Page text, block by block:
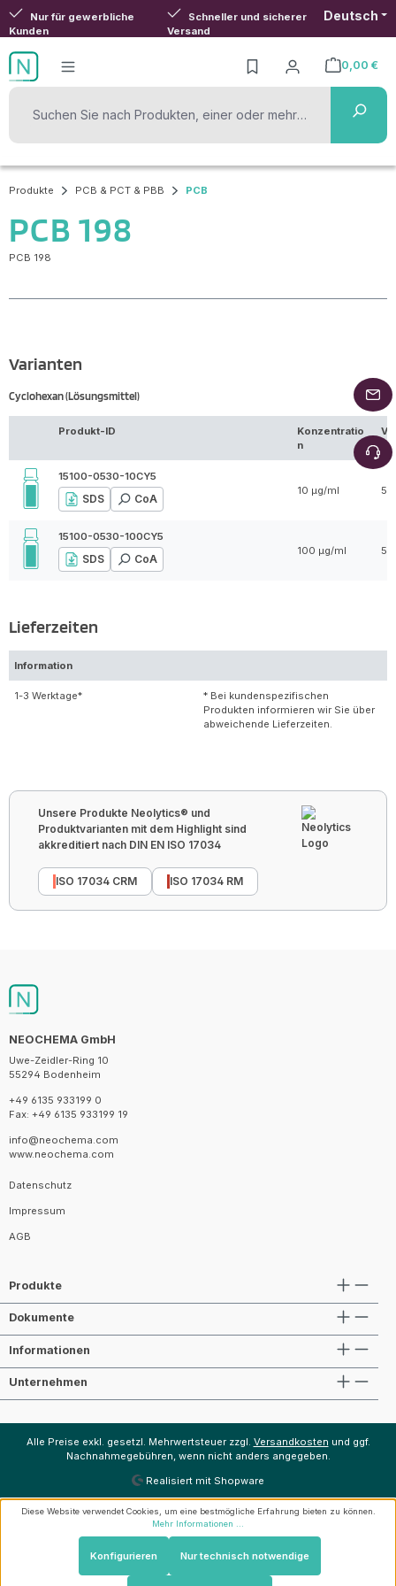
Zum Hauptinhalt springen
Nur für gewerbliche
Kunden
Schneller und sicherer
Versand
Deutsch
0,00 €
Warenkorb
Produkte PCB & PCT & PBB PCB
PCB 198
PCB 198
Varianten
Cyclohexan (Lösungsmittel)
Produkt-ID
Konzentratio
n
15100-0530-10CY5
SDS CoA
10 µg/ml 5
15100-0530-100CY5
SDS CoA
100 µg/ml 5
Lieferzeiten
Information
1-3 Werktage*
* Bei kundenspezifischen
Produkten informieren wir Sie über
abweichende Lieferzeiten.
Unsere Produkte Neolytics® und
Produktvarianten mit dem Highlight sind
akkreditiert nach DIN EN ISO 17034
ISO 17034 CRM ISO 17034 RM
NEOCHEMA GmbH
Uwe-Zeidler-Ring 10
55294 Bodenheim
+49 6135 933199 0
Fax: +49 6135 933199 19
info@neochema.com
www.neochema.com
Datenschutz
Impressum
AGB
Produkte
Dokumente
Informationen
Unternehmen
Alle Preise exkl. gesetzl. Mehrwertsteuer zzgl. Versandkosten und ggf.
Nachnahmegebühren, wenn nicht anders angegeben.
Realisiert mit Shopware
Diese Website verwendet Cookies, um eine bestmögliche Erfahrung bieten zu können.
Mehr Informationen ...
Nur technisch notwendige
Konfigurieren